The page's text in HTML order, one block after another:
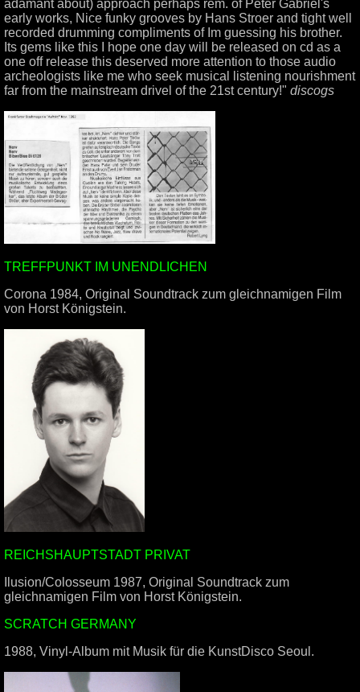
adamant about) approach perhaps rem. of Peter Gabriel's
early works, Nice funky grooves by Hans Stroer and tight well
recorded drumming compliments of Im guessing his brother.
Its gems like this I hope one day will be released on cd as a
one off release this deserved more attention to those audio
archeologists like me who seek musical listening nourishment
far from the mainstream drivel of the 21st century!" discogs
TREFFPUNKT IM UNENDLICHEN
Corona 1984, Original Soundtrack zum gleichnamigen Film
von Horst Königstein.
REICHSHAUPTSTADT PRIVAT
Ilusion/Colosseum 1987, Original Soundtrack zum
gleichnamigen Film von Horst Königstein.
SCRATCH GERMANY
1988, Vinyl-Album mit Musik für die KunstDisco Seoul.